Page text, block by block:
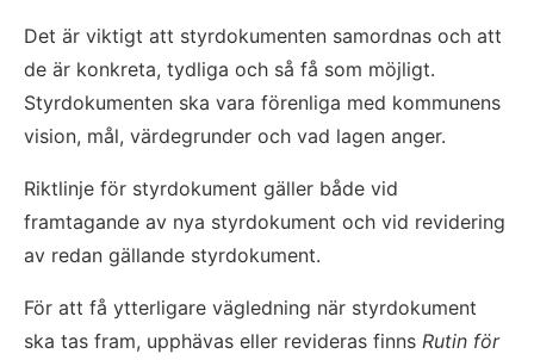
Det är viktigt att styrdokumenten samordnas och att
de är konkreta, tydliga och så få som möjligt.
Styrdokumenten ska vara förenliga med kommunens
vision, mål, värdegrunder och vad lagen anger.
Riktlinje för styrdokument gäller både vid
framtagande av nya styrdokument och vid revidering
av redan gällande styrdokument.
För att få ytterligare vägledning när styrdokument
ska tas fram, upphävas eller revideras finns Rutin för